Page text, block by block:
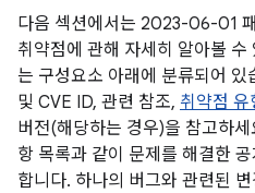
다음 섹션에서는 2023-06-01
취약점에 관해 자세히 알아볼
는 구성요소 아래에 분류되어 있
및 CVE ID, 관련 참조, 취약점 유
버전(해당하는 경우)을 참고하
항 목록과 같이 문제를 해결한
합니다. 하나의 버그와 관련된